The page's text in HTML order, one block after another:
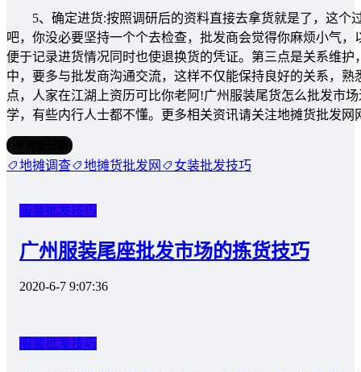
5、确定进货:按照调研后的资料直接去拿货就是了，这个
吧，你没必要坚持一个个去检查，批发商会觉得你麻烦小气
便于记录进货情况同时也使退换货的凭证。第三点是关系维
中，要多与批发商沟通交流，这样不仅能保持良好的关系，
点，人家在江湖上资历可比你老阿!广州服装尾货怎么批发市
学，有些内行人士都不懂。更多相关资讯请关注地摊货批发
地摊调查 地摊货批发网 女装批发技巧
服装批发技巧
广州服装尾座批发市场的拣货技巧
2020-6-7 9:07:36
服装批发技巧